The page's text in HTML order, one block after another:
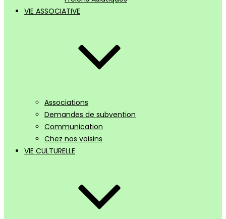
VIE ASSOCIATIVE
Associations
Demandes de subvention
Communication
Chez nos voisins
VIE CULTURELLE